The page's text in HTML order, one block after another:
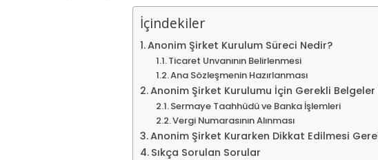
İçindekiler
Anonim Şirket Kurulum Süreci Nedir?
Ticaret Unvanının Belirlenmesi
Ana Sözleşmenin Hazırlanması
Anonim Şirket Kurulumu İçin Gerekli
Sermaye Taahhüdü ve Banka İşlemleri
Vergi Numarasının Alınması
Anonim Şirket Kurarken Dikkat Edilmesi
Sıkça Sorulan Sorular